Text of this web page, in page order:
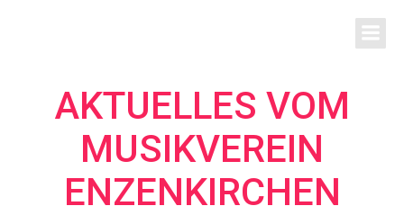
AKTUELLES VOM
MUSIKVEREIN
ENZENKIRCHEN